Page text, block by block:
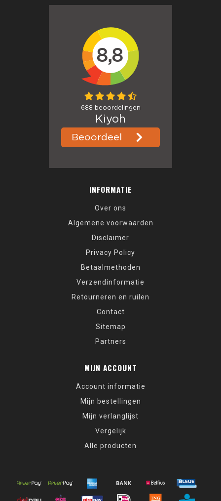
INFORMATIE
Over ons
Algemene voorwaarden
Disclaimer
Privacy Policy
Betaalmethoden
Verzendinformatie
Retourneren en ruilen
Contact
Sitemap
Partners
MIJN ACCOUNT
Account informatie
Mijn bestellingen
Mijn verlanglijst
Vergelijk
Alle producten